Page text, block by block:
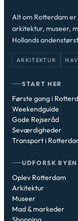
Alt om Rotterdam
arkitektur, museer,
Hollands
ARKITEKTUR
START HER
Første gang i
Weekendguide
Gode Rejseråd
Seværdigheder
Transport i
UDFORSK BYEN
Oplev Rotterdam
Arkitektur
Museer
Mad & markeder